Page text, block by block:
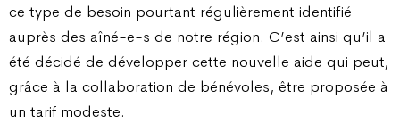
ce type de besoin pourtant régulièrement identifié
auprès des aîné-e-s de notre région. C’est ainsi qu’il a
été décidé de développer cette nouvelle aide qui peut,
grâce à la collaboration de bénévoles, être proposée à
un tarif modeste.